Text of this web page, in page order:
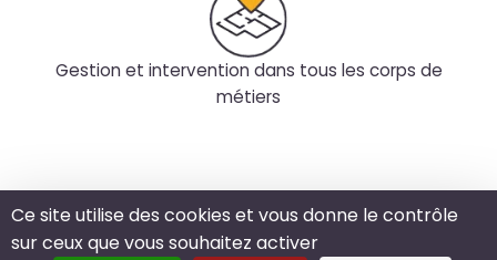
Ce site utilise des cookies et vous donne le contrôle
sur ceux que vous souhaitez activer
Gestion et intervention dans tous les corps de
métiers
Plan du site